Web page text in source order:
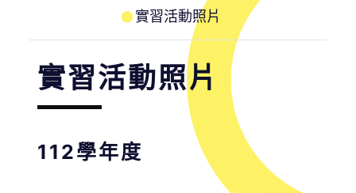
實習活動照片
實習活動照片
112學年度